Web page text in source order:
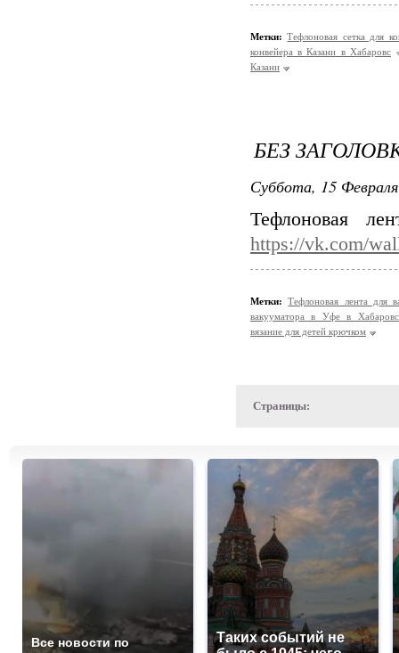
Метки: Тефлоновая сетка для
конвейера в Казани в Хабаровс
Казани
БЕЗ
Суббота, 15
Тефлоновая
https://vk.com/
Метки:
Тефлоновая лента для
вакууматора в Уфе в
вязание для детей крючком
Страницы:
Все новости по
Таких событий не